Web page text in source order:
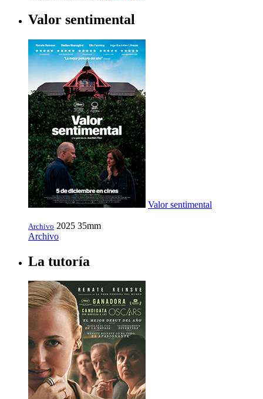
Valor sentimental
Valor sentimental
Archivo 2025 35mm
Archivo
La tutoría